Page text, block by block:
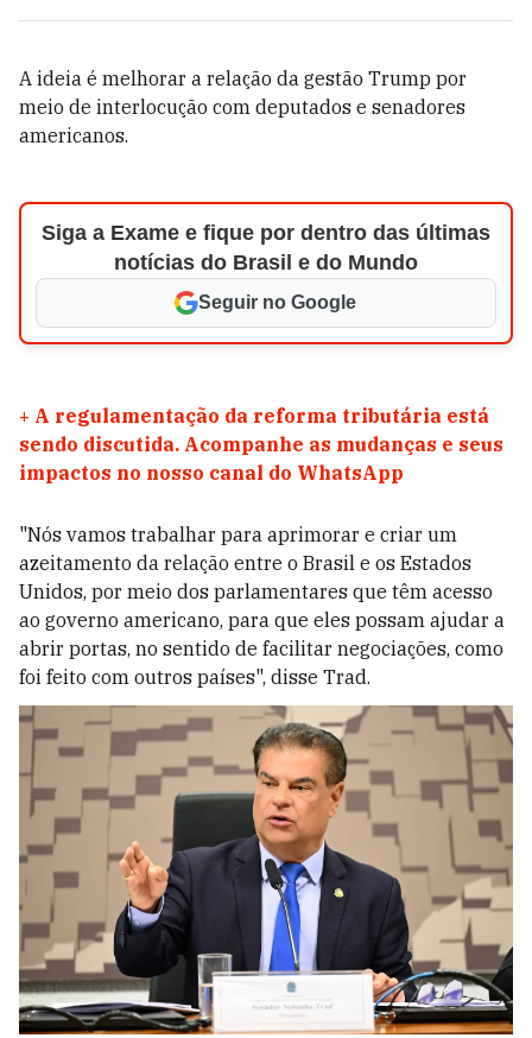
A ideia é melhorar a relação da gestão Trump por
meio de interlocução com deputados e senadores
americanos.
Siga a Exame e fique por dentro das últimas
notícias do Brasil e do Mundo
Seguir no Google
+ A regulamentação da reforma tributária está
sendo discutida. Acompanhe as mudanças e seus
impactos no nosso canal do WhatsApp
"Nós vamos trabalhar para aprimorar e criar um
azeitamento da relação entre o Brasil e os Estados
Unidos, por meio dos parlamentares que têm acesso
ao governo americano, para que eles possam ajudar a
abrir portas, no sentido de facilitar negociações, como
foi feito com outros países", disse Trad.